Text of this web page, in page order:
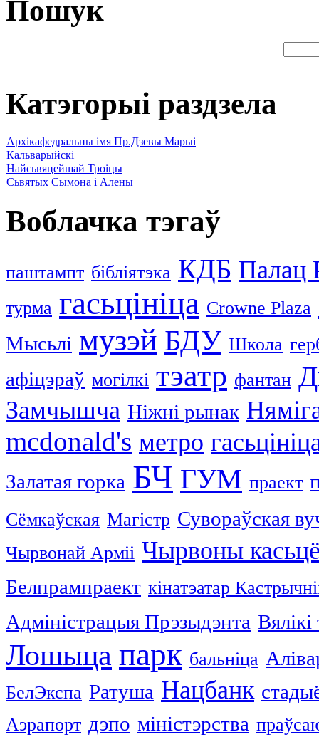
Пошук
Катэгорыі раздзела
Архікафедральны імя Пр.Дзевы Марыі
Кальварыйскі
Найсьвяцейшай Троіцы
Сьвятых Сымона і Алены
Воблачка тэгаў
паштампт бібліятэка КДБ Палац
турма гасьцініца Crowne Plaza
Мысьлі музэй БДУ Школа
афіцэраў могілкі тэатр фантан
Замчышча Ніжні рынак
mcdonald's метро
Залатая горка БЧ ГУМ праект
Сёмкаўская Магістр Сувораўская
Чырвонай Арміі Чырвоны
Белпрампраект кінатэатар
Адміністрацыя Прэзыдэнта Вялікі
Лошыца парк бальніца
БелЭкспа Ратуша Нацбанк
Аэрапорт дэпо міністэрства